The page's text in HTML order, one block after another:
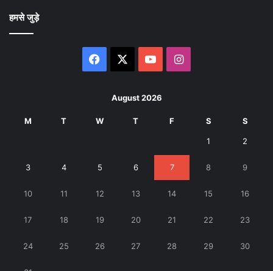
हमसे जुड़े
Facebook YouTubeInstagram
August 2026
M T W T F S S
1 2
3 4 5 6 7 8 9
10 11 12 13 14 15 16
17 18 19 20 21 22 23
24 25 26 27 28 29 30